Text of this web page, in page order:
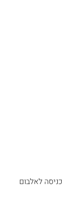
כניסה לאלבום